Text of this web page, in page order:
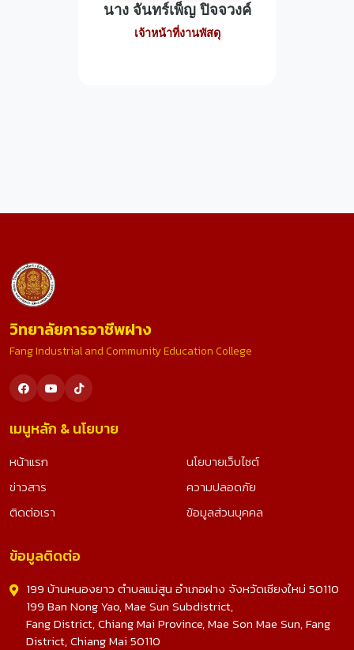
นาง จันทร์เพ็ญ ปิจจวงค์
เจ้าหน้าที่งานพัสดุ
วิทยาลัยการอาชีพฝาง
Fang Industrial and Community Education College
เมนูหลัก & นโยบาย
หน้าแรก
ข่าวสาร
ติดต่อเรา
นโยบายเว็บไซต์
ความปลอดภัย
ข้อมูลส่วนบุคคล
ข้อมูลติดต่อ
199 บ้านหนองยาว ตำบลแม่สูน อำเภอฝาง จังหวัดเชียงใหม่ 50110
199 Ban Nong Yao, Mae Sun Subdistrict,
Fang District, Chiang Mai Province, Mae Son Mae Sun, Fang
District, Chiang Mai 50110